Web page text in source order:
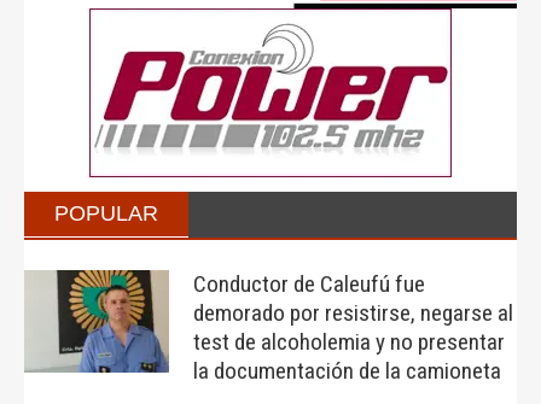
POPULAR
Conductor de Caleufú fue
demorado por resistirse, negarse al
test de alcoholemia y no presentar
la documentación de la camioneta